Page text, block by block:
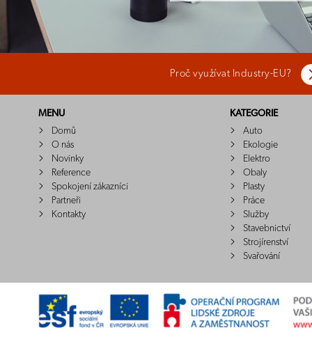
Proč využívat Industry-EU?
MENU
Domů
O nás
Novinky
Reference
Spokojení zákazníci
Partneři
Kontakty
KATEGORIE
Auto
Ekologie
Elektro
Obaly
Plasty
Práce
Služby
Stavebnictví
Strojírenství
Svařování